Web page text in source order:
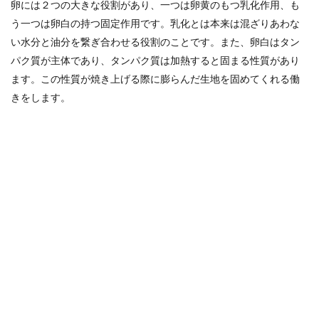
卵には２つの大きな役割があり、一つは卵黄のもつ乳化作用、も
う一つは卵白の持つ固定作用です。乳化とは本来は混ざりあわな
い水分と油分を繋ぎ合わせる役割のことです。また、卵白はタン
パク質が主体であり、タンパク質は加熱すると固まる性質があり
ます。この性質が焼き上げる際に膨らんだ生地を固めてくれる働
きをします。